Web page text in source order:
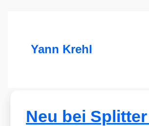
Yann Krehl
Neu bei